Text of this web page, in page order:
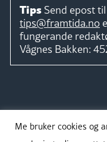
Tips Send epost til
tips@framtida.no
fungerande
Vågnes Bakken:
Me bruker cookies og